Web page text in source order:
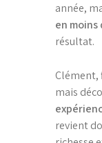
année,
en moins
résultat.
Clément,
mais
revient